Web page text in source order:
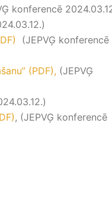
konferencē
(JEPVĢ konferencē
(PDF), (JEPVĢ
, (JEPVĢ konferencē